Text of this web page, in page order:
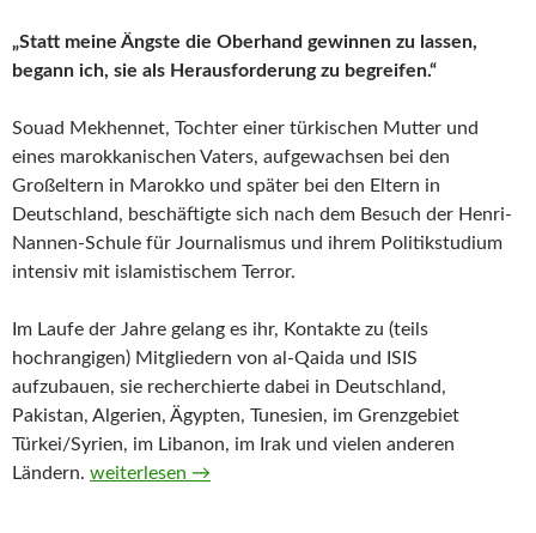
„Statt meine Ängste die Oberhand gewinnen zu lassen,
begann ich, sie als Herausforderung zu begreifen.“
Souad Mekhennet, Tochter einer türkischen Mutter und
eines marokkanischen Vaters, aufgewachsen bei den
Großeltern in Marokko und später bei den Eltern in
Deutschland, beschäftigte sich nach dem Besuch der Henri-
Nannen-Schule für Journalismus und ihrem Politikstudium
intensiv mit islamistischem Terror.
Im Laufe der Jahre gelang es ihr, Kontakte zu (teils
hochrangigen) Mitgliedern von al-Qaida und ISIS
aufzubauen, sie recherchierte dabei in Deutschland,
Pakistan, Algerien, Ägypten, Tunesien, im Grenzgebiet
Türkei/Syrien, im Libanon, im Irak und vielen anderen
Ländern. Nur wenn du allein kommst von Souad Mekhennet
weiterlesen →